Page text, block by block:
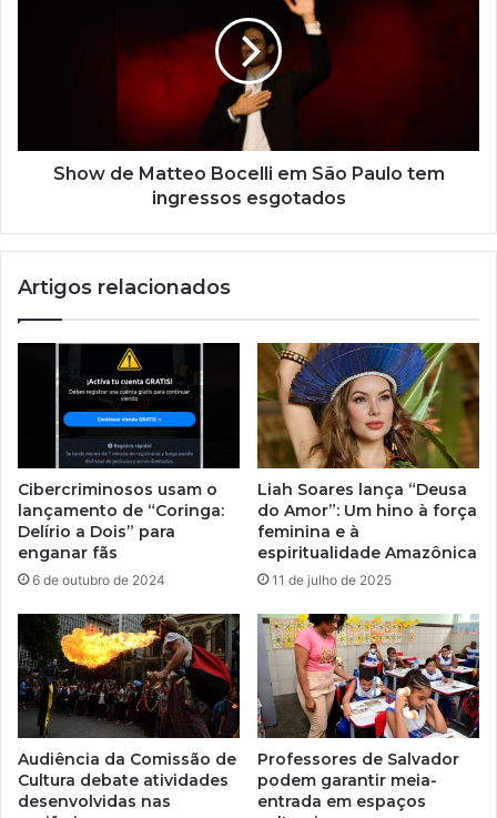
Show de Matteo Bocelli em São Paulo tem
ingressos esgotados
Artigos relacionados
Cibercriminosos usam o
lançamento de “Coringa:
Delírio a Dois” para
enganar fãs
6 de outubro de 2024
Liah Soares lança “Deusa
do Amor”: Um hino à força
feminina e à
espiritualidade Amazônica
11 de julho de 2025
Audiência da Comissão de
Cultura debate atividades
desenvolvidas nas
Professores de Salvador
podem garantir meia-
entrada em espaços